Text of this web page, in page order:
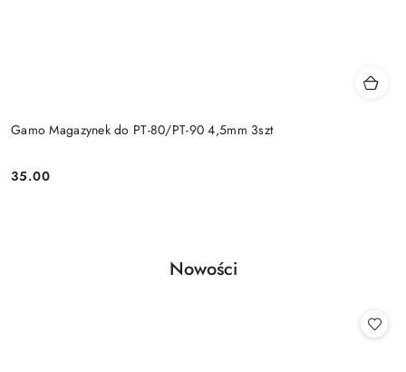
Gamo Magazynek do PT-80/PT-90 4,5mm 3szt
Cena:
35.00
Pomiń karuzelę produktów
Produkty
Nowości